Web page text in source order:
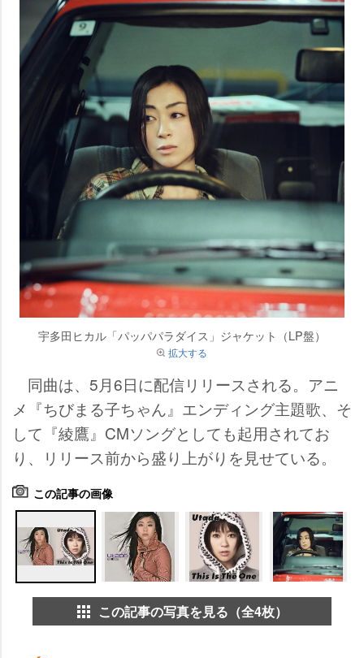
宇多田ヒカル「パッパパラダイス」ジャケット（LP盤）
拡大する
同曲は、5月6日に配信リリースされる。アニ
メ『ちびまる子ちゃん』エンディング主題歌、そ
して『綾鷹』CMソングとしても起用されてお
り、リリース前から盛り上がりを見せている。
この記事の画像
この記事の写真を見る（全4枚）